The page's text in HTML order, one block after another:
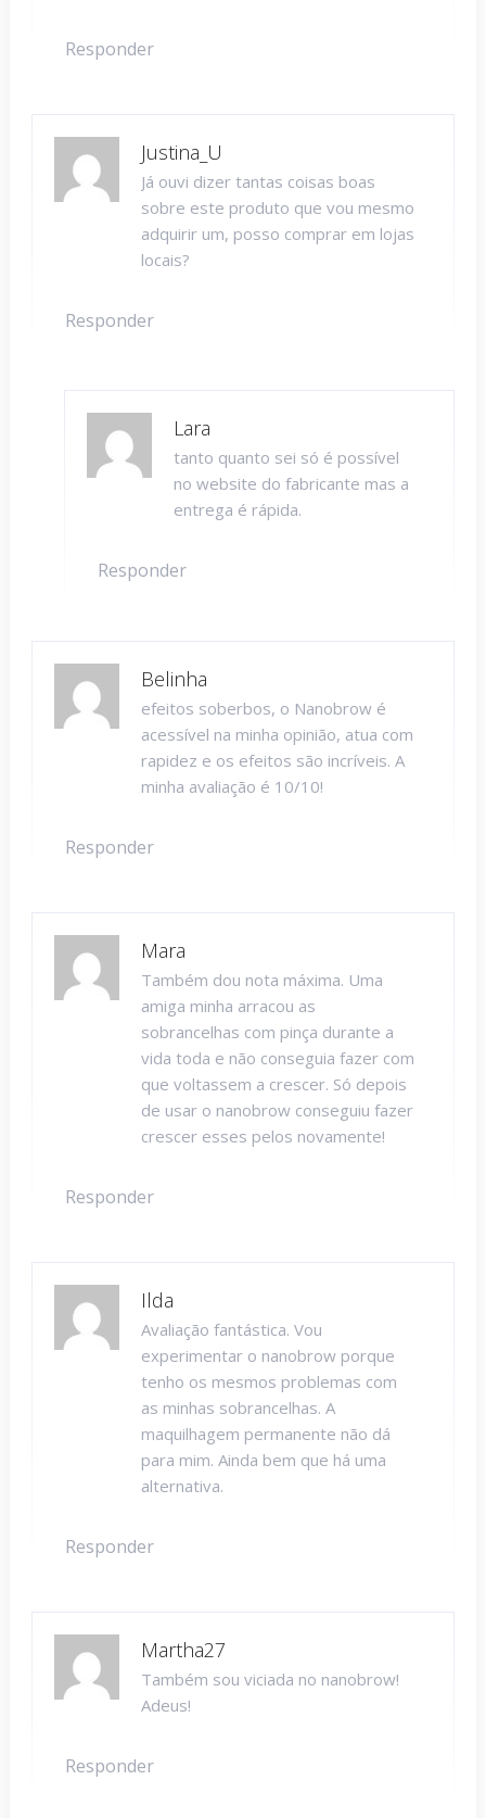
Responder
Justina_U
Já ouvi dizer tantas coisas boas
sobre este produto que vou mesmo
adquirir um, posso comprar em lojas
locais?
Responder
Lara
tanto quanto sei só é possível
no website do fabricante mas a
entrega é rápida.
Responder
Belinha
efeitos soberbos, o Nanobrow é
acessível na minha opinião, atua com
rapidez e os efeitos são incríveis. A
minha avaliação é 10/10!
Responder
Mara
Também dou nota máxima. Uma
amiga minha arracou as
sobrancelhas com pinça durante a
vida toda e não conseguia fazer com
que voltassem a crescer. Só depois
de usar o nanobrow conseguiu fazer
crescer esses pelos novamente!
Responder
Ilda
Avaliação fantástica. Vou
experimentar o nanobrow porque
tenho os mesmos problemas com
as minhas sobrancelhas. A
maquilhagem permanente não dá
para mim. Ainda bem que há uma
alternativa.
Responder
Martha27
Também sou viciada no nanobrow!
Adeus!
Responder